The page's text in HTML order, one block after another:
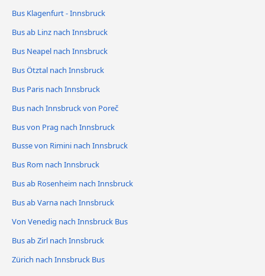
Bus Klagenfurt - Innsbruck
Bus ab Linz nach Innsbruck
Bus Neapel nach Innsbruck
Bus Ötztal nach Innsbruck
Bus Paris nach Innsbruck
Bus nach Innsbruck von Poreč
Bus von Prag nach Innsbruck
Busse von Rimini nach Innsbruck
Bus Rom nach Innsbruck
Bus ab Rosenheim nach Innsbruck
Bus ab Varna nach Innsbruck
Von Venedig nach Innsbruck Bus
Bus ab Zirl nach Innsbruck
Zürich nach Innsbruck Bus